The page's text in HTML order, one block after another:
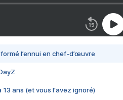
l’ennui en chef-d’œuvre
13 ans (et vous l'avez ignoré)